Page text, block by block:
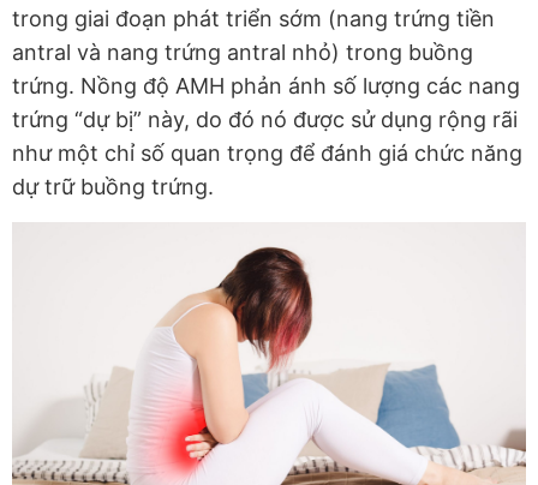
trong giai đoạn phát triển sớm (nang trứng tiền
antral và nang trứng antral nhỏ) trong buồng
trứng. Nồng độ AMH phản ánh số lượng các nang
trứng “dự bị” này, do đó nó được sử dụng rộng rãi
như một chỉ số quan trọng để đánh giá chức năng
dự trữ buồng trứng.